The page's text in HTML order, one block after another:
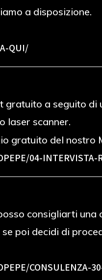
a disposizione.
QUI/
a seguito
laser scanner.
gratuito del nostro
04-INTERVISTA-
consigliarti
se poi decidi di
CONSULENZA-